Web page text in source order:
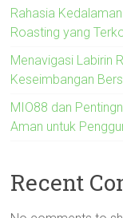
Rahasia
Roasting yang
Menavigasi Labirin
Keseimbangan
MIO88 dan
Aman untuk
Recent